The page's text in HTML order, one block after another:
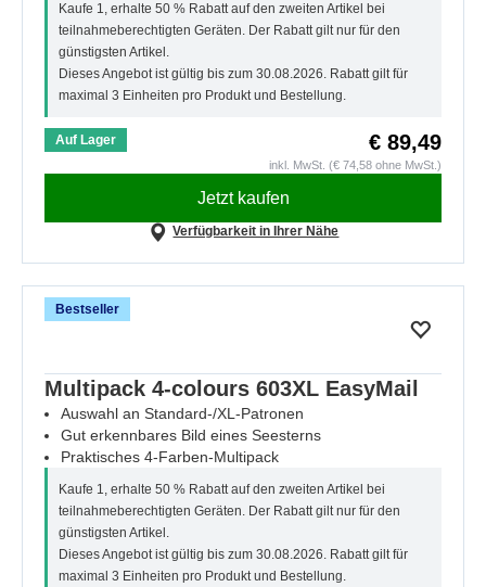
Kaufe 1, erhalte 50 % Rabatt auf den zweiten Artikel bei
teilnahmeberechtigten Geräten. Der Rabatt gilt nur für den
günstigsten Artikel.
Dieses Angebot ist gültig bis zum 30.08.2026. Rabatt gilt für
maximal 3 Einheiten pro Produkt und Bestellung.
Auf Lager € 89,49
inkl. MwSt. (€ 74,58 ohne MwSt.)
Jetzt kaufen
Verfügbarkeit in Ihrer Nähe
Bestseller
Multipack 4-colours 603XL EasyMail
Auswahl an Standard-/XL-Patronen
Gut erkennbares Bild eines Seesterns
Praktisches 4-Farben-Multipack
Kaufe 1, erhalte 50 % Rabatt auf den zweiten Artikel bei
teilnahmeberechtigten Geräten. Der Rabatt gilt nur für den
günstigsten Artikel.
Dieses Angebot ist gültig bis zum 30.08.2026. Rabatt gilt für
maximal 3 Einheiten pro Produkt und Bestellung.